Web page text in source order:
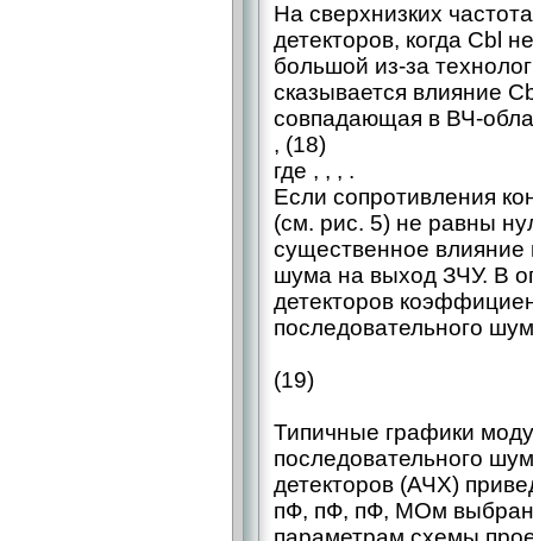
На сверхнизких
детекторов, когда Сbl
большой из-за
сказывается влияние
совпадающая в ВЧ-
, (18)
где , , , .
Если сопротивления
(см. рис. 5) не равны
существенное влияние
шума на выход ЗЧУ. В
детекторов
последовательного
(19)
Типичные графики
последовательного
детекторов (АЧХ)
пФ, пФ, пФ, МОм